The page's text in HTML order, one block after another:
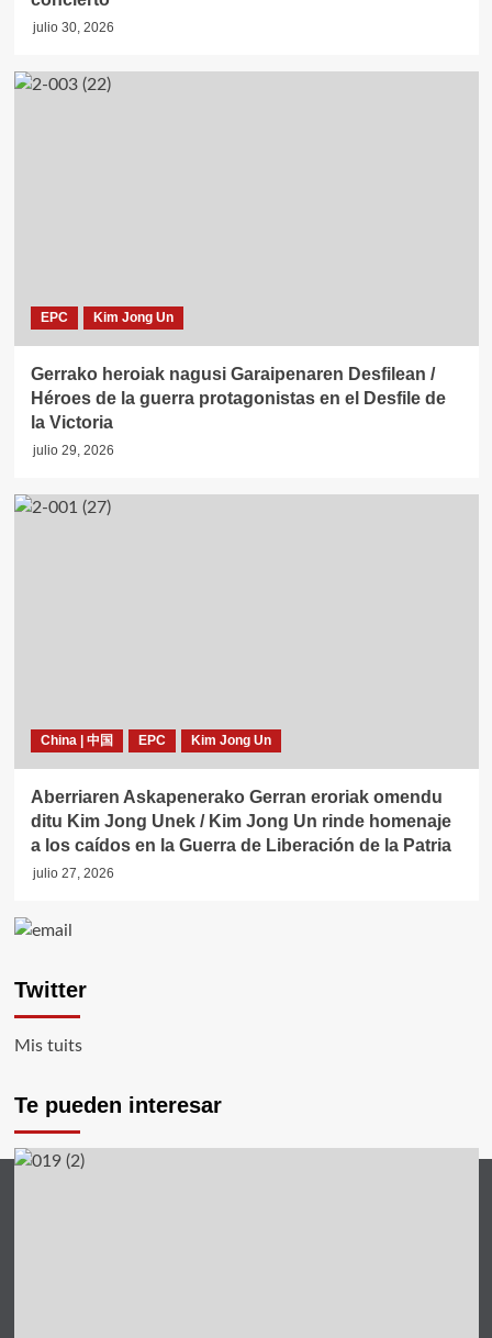
julio 30, 2026
EPC Kim Jong Un
Gerrako heroiak nagusi Garaipenaren Desfilean /
Héroes de la guerra protagonistas en el Desfile de
la Victoria
julio 29, 2026
China | 中国 EPC Kim Jong Un
Aberriaren Askapenerako Gerran eroriak omendu
ditu Kim Jong Unek / Kim Jong Un rinde homenaje
a los caídos en la Guerra de Liberación de la Patria
julio 27, 2026
Twitter
Mis tuits
Te pueden interesar